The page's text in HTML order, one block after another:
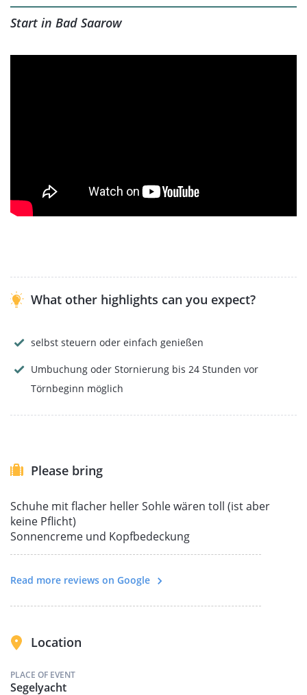
oder einfach entspannen und die Zeit auf dem Wasser
genießen. Etwa 15 Minuten vor Ende des Törns holen
Motor zurück zu unserem Ausgangspunkt.
Teilnehmerzahl
Hunde an Bord:Deinen liebsten Vierbeiner kannst Du
Start in Bad Saarow
What other highlights can you expect?
selbst steuern oder einfach genießen
Umbuchung oder Stornierung bis 24 Stunden vor
Törnbeginn möglich
Please bring
Schuhe mit flacher heller Sohle wären toll (ist aber
keine Pflicht)
Sonnencreme und Kopfbedeckung
Read more reviews on Google
Location
PLACE OF EVENT
Segelyacht